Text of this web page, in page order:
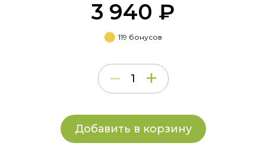
3 940 ₽
119 бонусов
Добавить в корзину